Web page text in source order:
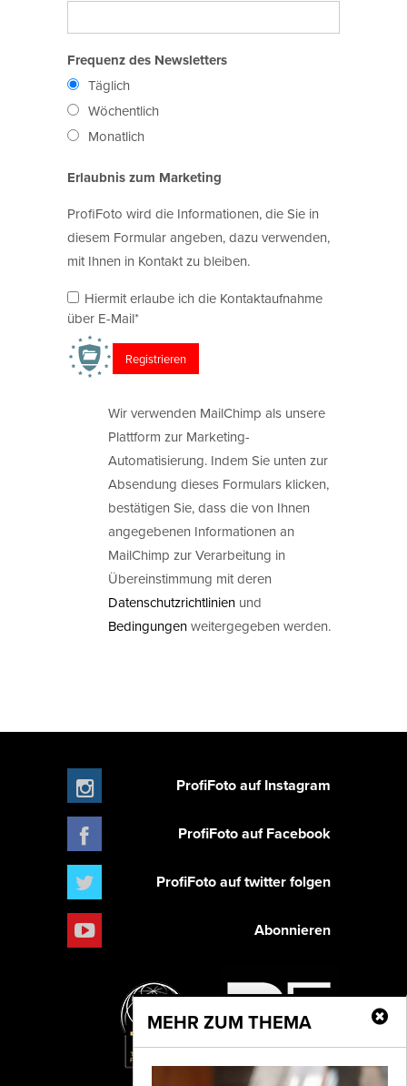
Frequenz des Newsletters
Täglich
Wöchentlich
Monatlich
Erlaubnis zum Marketing
ProfiFoto wird die Informationen, die Sie in
diesem Formular angeben, dazu verwenden,
mit Ihnen in Kontakt zu bleiben.
Hiermit erlaube ich die Kontaktaufnahme
über E-Mail*
Wir verwenden MailChimp als unsere
Plattform zur Marketing-
Automatisierung. Indem Sie unten zur
Absendung dieses Formulars klicken,
bestätigen Sie, dass die von Ihnen
angegebenen Informationen an
MailChimp zur Verarbeitung in
Übereinstimmung mit deren
Datenschutzrichtlinien und
Bedingungenweitergegeben werden.
MEHR ZUM THEMA
ProfiFoto auf Instagram
ProfiFoto auf Facebook
ProfiFoto auf twitter folgen
Abonnieren